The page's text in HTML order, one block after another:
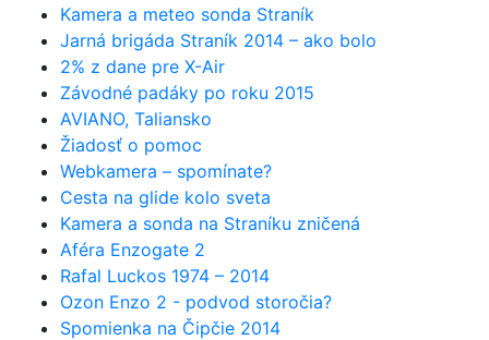
Kamera a meteo sonda Straník
Jarná brigáda Straník 2014 – ako bolo
2% z dane pre X-Air
Závodné padáky po roku 2015
AVIANO, Taliansko
Žiadosť o pomoc
Webkamera – spomínate?
Cesta na glide kolo sveta
Kamera a sonda na Straníku zničená
Aféra Enzogate 2
Rafal Luckos 1974 – 2014
Ozon Enzo 2 - podvod storočia?
Spomienka na Čipčie 2014